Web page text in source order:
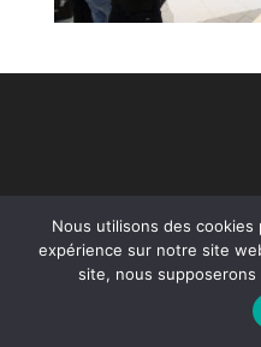
Nous utilisons des cookies
expérience sur notre site
site, nous